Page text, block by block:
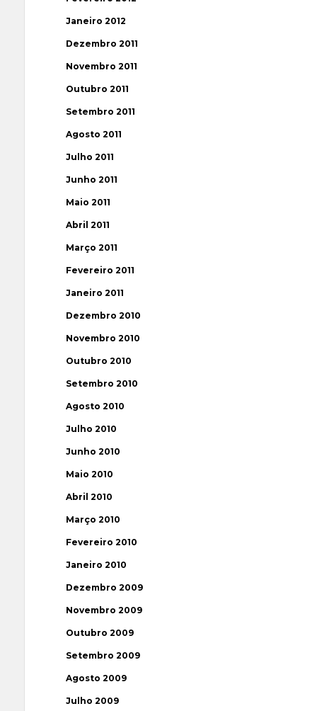
Janeiro 2012
Dezembro 2011
Novembro 2011
Outubro 2011
Setembro 2011
Agosto 2011
Julho 2011
Junho 2011
Maio 2011
Abril 2011
Março 2011
Fevereiro 2011
Janeiro 2011
Dezembro 2010
Novembro 2010
Outubro 2010
Setembro 2010
Agosto 2010
Julho 2010
Junho 2010
Maio 2010
Abril 2010
Março 2010
Fevereiro 2010
Janeiro 2010
Dezembro 2009
Novembro 2009
Outubro 2009
Setembro 2009
Agosto 2009
Julho 2009